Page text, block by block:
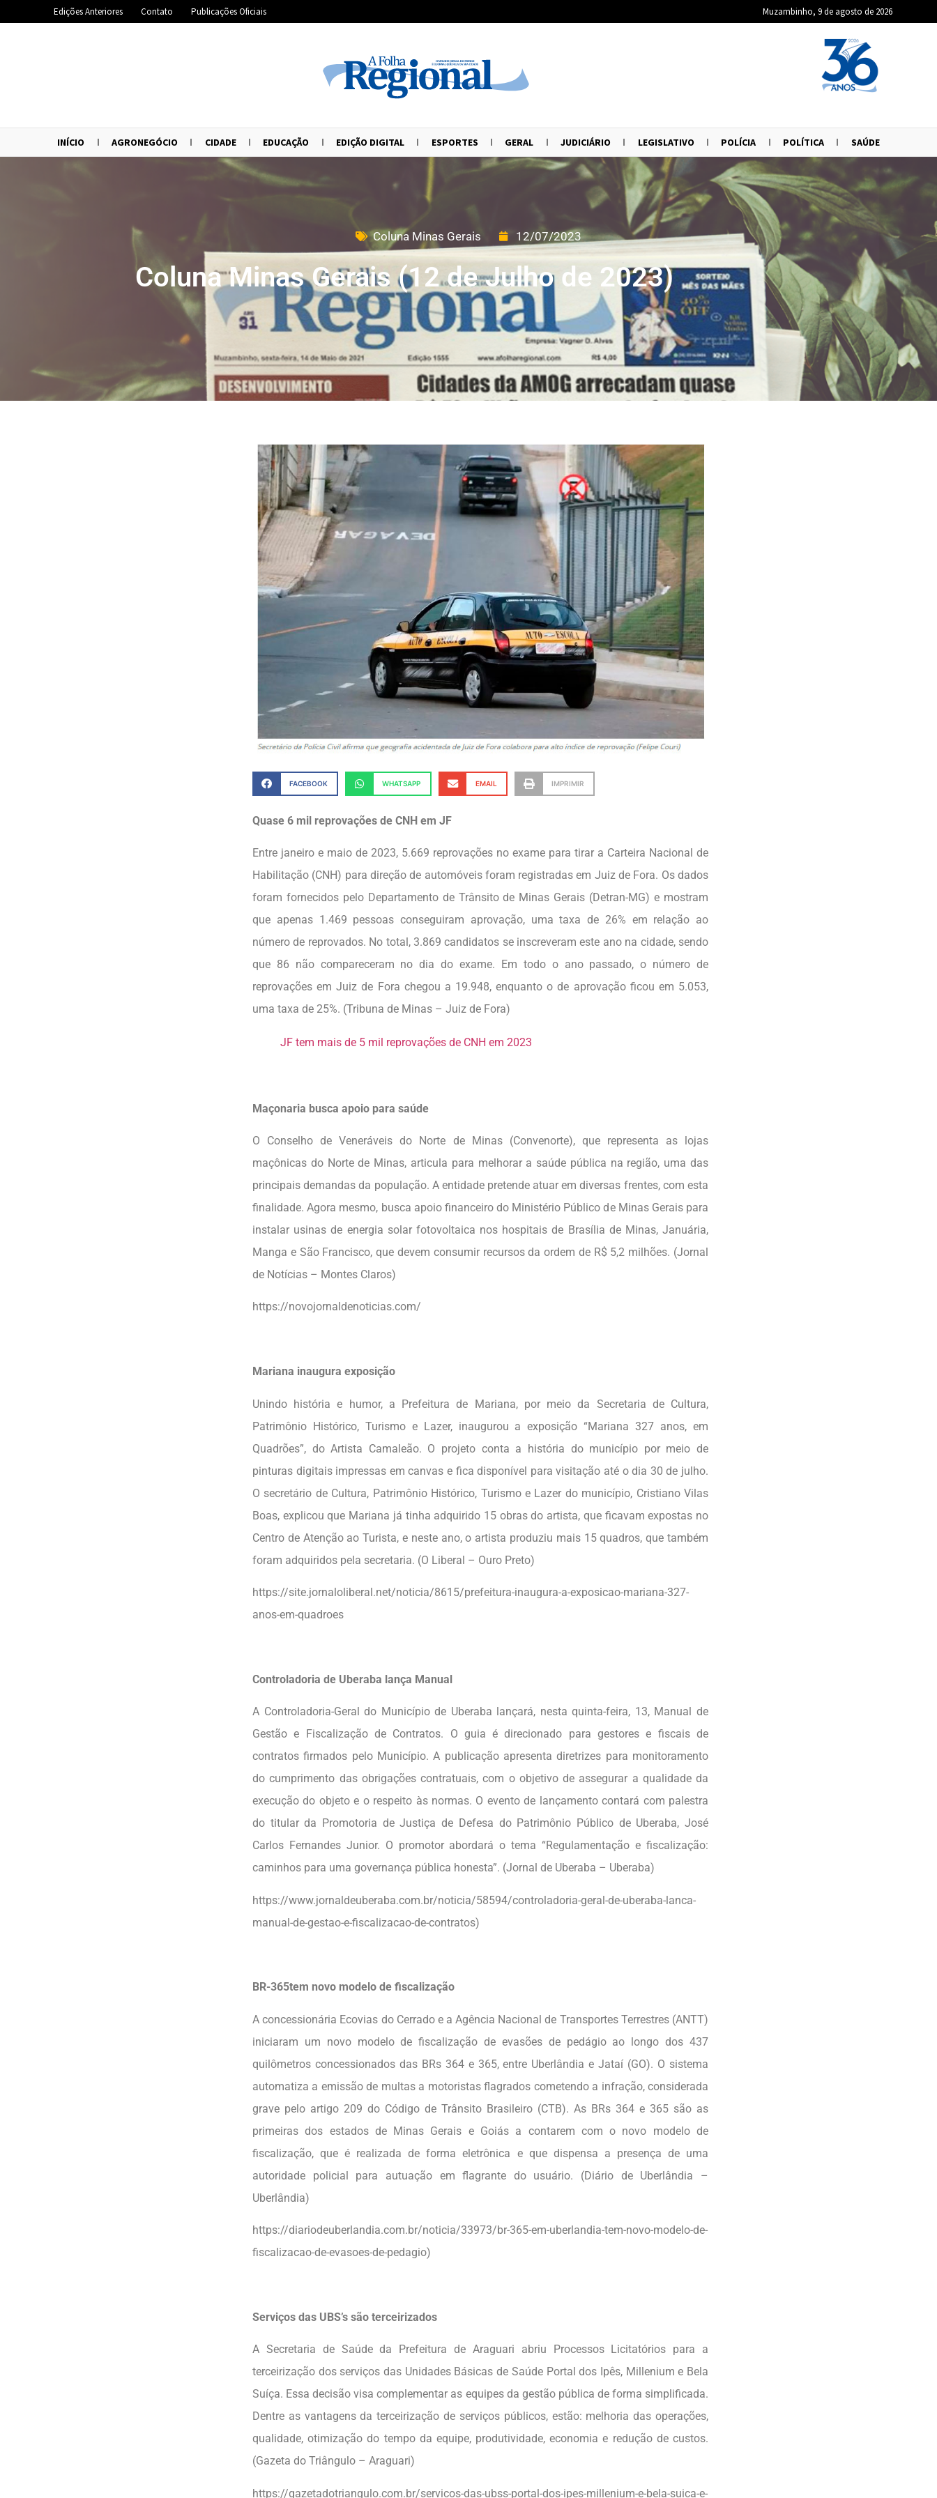
Edições Anteriores Contato Publicações Oficiais Muzambinho, 9 de agosto de 2026
INÍCIO AGRONEGÓCIO CIDADE EDUCAÇÃO EDIÇÃO DIGITAL ESPORTES GERAL JUDICIÁRIO LEGISLATIVO POLÍCIA POLÍTICA SAÚDE
Coluna Minas Gerais 12/07/2023
Coluna Minas Gerais (12 de Julho de 2023)
FACEBOOK WHATSAPP EMAIL IMPRIMIR
Quase 6 mil reprovações de CNH em JF
Entre janeiro e maio de 2023, 5.669 reprovações no exame para tirar a Carteira Nacional de
Habilitação (CNH) para direção de automóveis foram registradas em Juiz de Fora. Os dados
foram fornecidos pelo Departamento de Trânsito de Minas Gerais (Detran-MG) e mostram
que apenas 1.469 pessoas conseguiram aprovação, uma taxa de 26% em relação ao
número de reprovados. No total, 3.869 candidatos se inscreveram este ano na cidade, sendo
que 86 não compareceram no dia do exame. Em todo o ano passado, o número de
reprovações em Juiz de Fora chegou a 19.948, enquanto o de aprovação ficou em 5.053,
uma taxa de 25%. (Tribuna de Minas – Juiz de Fora)
JF tem mais de 5 mil reprovações de CNH em 2023
Maçonaria busca apoio para saúde
O Conselho de Veneráveis do Norte de Minas (Convenorte), que representa as lojas
maçônicas do Norte de Minas, articula para melhorar a saúde pública na região, uma das
principais demandas da população. A entidade pretende atuar em diversas frentes, com esta
finalidade. Agora mesmo, busca apoio financeiro do Ministério Público de Minas Gerais para
instalar usinas de energia solar fotovoltaica nos hospitais de Brasília de Minas, Januária,
Manga e São Francisco, que devem consumir recursos da ordem de R$ 5,2 milhões. (Jornal
de Notícias – Montes Claros)
https://novojornaldenoticias.com/
Mariana inaugura exposição
Unindo história e humor, a Prefeitura de Mariana, por meio da Secretaria de Cultura,
Patrimônio Histórico, Turismo e Lazer, inaugurou a exposição “Mariana 327 anos, em
Quadrões”, do Artista Camaleão. O projeto conta a história do município por meio de
pinturas digitais impressas em canvas e fica disponível para visitação até o dia 30 de julho.
O secretário de Cultura, Patrimônio Histórico, Turismo e Lazer do município, Cristiano Vilas
Boas, explicou que Mariana já tinha adquirido 15 obras do artista, que ficavam expostas no
Centro de Atenção ao Turista, e neste ano, o artista produziu mais 15 quadros, que também
foram adquiridos pela secretaria. (O Liberal – Ouro Preto)
https://site.jornaloliberal.net/noticia/8615/prefeitura-inaugura-a-exposicao-mariana-327-
anos-em-quadroes
Controladoria de Uberaba lança Manual
A Controladoria-Geral do Município de Uberaba lançará, nesta quinta-feira, 13, Manual de
Gestão e Fiscalização de Contratos. O guia é direcionado para gestores e fiscais de
contratos firmados pelo Município. A publicação apresenta diretrizes para monitoramento
do cumprimento das obrigações contratuais, com o objetivo de assegurar a qualidade da
execução do objeto e o respeito às normas. O evento de lançamento contará com palestra
do titular da Promotoria de Justiça de Defesa do Patrimônio Público de Uberaba, José
Carlos Fernandes Junior. O promotor abordará o tema “Regulamentação e fiscalização:
caminhos para uma governança pública honesta”. (Jornal de Uberaba – Uberaba)
https://www.jornaldeuberaba.com.br/noticia/58594/controladoria-geral-de-uberaba-lanca-
manual-de-gestao-e-fiscalizacao-de-contratos)
BR-365tem novo modelo de fiscalização
A concessionária Ecovias do Cerrado e a Agência Nacional de Transportes Terrestres (ANTT)
iniciaram um novo modelo de fiscalização de evasões de pedágio ao longo dos 437
quilômetros concessionados das BRs 364 e 365, entre Uberlândia e Jataí (GO). O sistema
automatiza a emissão de multas a motoristas flagrados cometendo a infração, considerada
grave pelo artigo 209 do Código de Trânsito Brasileiro (CTB). As BRs 364 e 365 são as
primeiras dos estados de Minas Gerais e Goiás a contarem com o novo modelo de
fiscalização, que é realizada de forma eletrônica e que dispensa a presença de uma
autoridade policial para autuação em flagrante do usuário. (Diário de Uberlândia –
Uberlândia)
https://diariodeuberlandia.com.br/noticia/33973/br-365-em-uberlandia-tem-novo-modelo-de-
fiscalizacao-de-evasoes-de-pedagio)
Serviços das UBS’s são terceirizados
A Secretaria de Saúde da Prefeitura de Araguari abriu Processos Licitatórios para a
terceirização dos serviços das Unidades Básicas de Saúde Portal dos Ipês, Millenium e Bela
Suíça. Essa decisão visa complementar as equipes da gestão pública de forma simplificada.
Dentre as vantagens da terceirização de serviços públicos, estão: melhoria das operações,
qualidade, otimização do tempo da equipe, produtividade, economia e redução de custos.
(Gazeta do Triângulo – Araguari)
https://gazetadotriangulo.com.br/servicos-das-ubss-portal-dos-ipes-millenium-e-bela-suica-e-